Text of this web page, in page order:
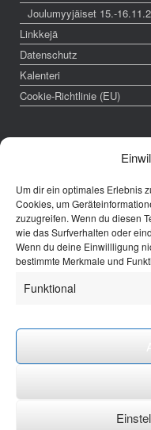
Um dir ein optimales Erlebnis
Cookies, um
zuzugreifen. Wenn du diesen
wie das Surfverhalten oder
Wenn du deine Einwillligung
bestimmte Merkmale und
Funktional
Joulumyyjäiset 15.-
Linkkejä
Datenschutz
Kalenteri
Cookie-Richtlinie (EU)
Verantwortlich für diese
Finnische Sprachschule in
Schleiermacherstrasse 24a
10961 Berlin-Kreuzberg
Eingetragen im
Finnische Sprachschule in